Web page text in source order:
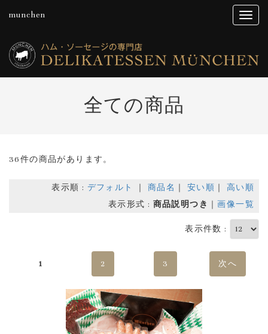
munchen
全ての商品
36件の商品があります。
表示順 : デフォルト 商品名 安い順
高い順
表示形式 : 商品説明つき 画像一覧
表示件数 :
1 2 3 次へ